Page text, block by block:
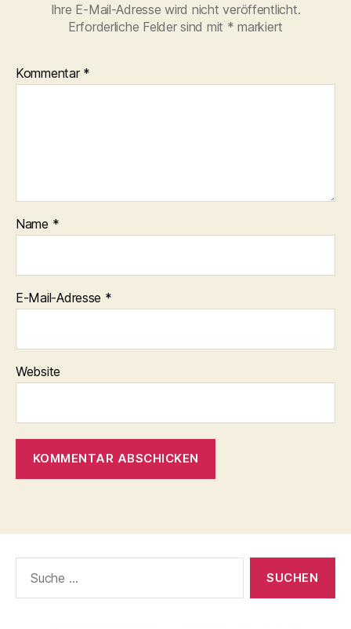
Ihre E-Mail-Adresse wird nicht veröffentlicht.
Erforderliche Felder sind mit * markiert
Kommentar *
Name *
E-Mail-Adresse *
Website
nach: